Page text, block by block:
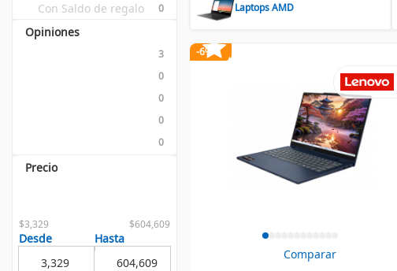
Con Saldo de regalo 0
Opiniones
3
0
0
0
0
Precio
$3,329 $604,609
Desde Hasta
Laptops AMD
-6%
Comparar